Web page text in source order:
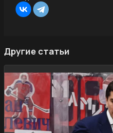
Другие статьи